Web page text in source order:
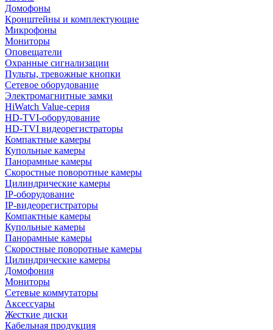
Домофоны
Кронштейны и комплектующие
Микрофоны
Мониторы
Оповещатели
Охранные сигнализации
Пульты, тревожные кнопки
Сетевое оборудование
Электромагнитные замки
HiWatch Value-серия
HD-TVI-оборудование
HD-TVI видеорегистраторы
Компактные камеры
Купольные камеры
Панорамные камеры
Скоростные поворотные камеры
Цилиндрические камеры
IP-оборудование
IP-видеорегистраторы
Компактные камеры
Купольные камеры
Панорамные камеры
Скоростные поворотные камеры
Цилиндрические камеры
Домофония
Мониторы
Сетевые коммутаторы
Аксессуары
Жесткие диски
Кабельная продукция